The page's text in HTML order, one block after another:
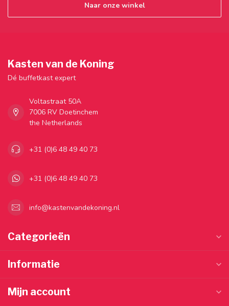
Naar onze winkel
Kasten van de Koning
Dé buffetkast expert
Voltastraat 50A
7006 RV Doetinchem
the Netherlands
+31 (0)6 48 49 40 73
+31 (0)6 48 49 40 73
info@kastenvandekoning.nl
Categorieën
Informatie
Mijn account